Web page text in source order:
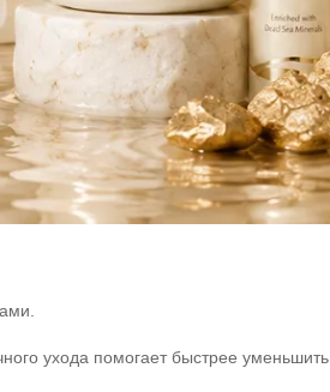
ухода помогает быстрее уменьшить